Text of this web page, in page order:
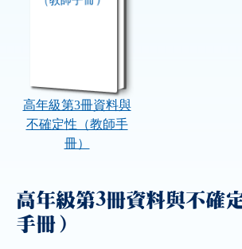
高年級第3冊資料與
不確定性（教師手
冊）
高年級第3冊資料與不確
手冊）